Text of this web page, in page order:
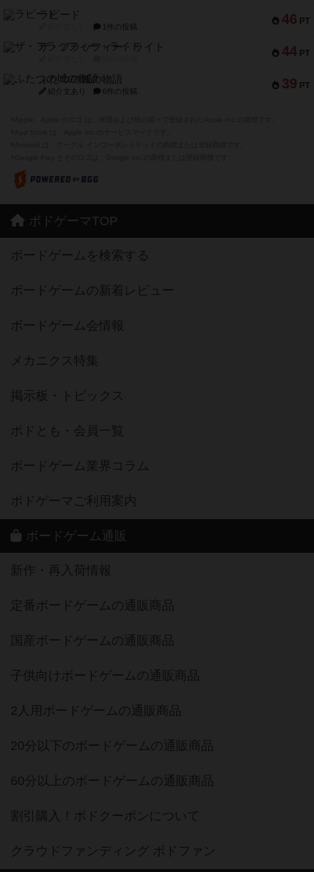
46 PT
ラピード
1件の投稿
44 PT
ザ・フラッフィー・ライト
39 PT
ふたつの城の物語
紹介文あり 6件の投稿
ボドゲーマTOP
ボードゲームを検索する
ボードゲームの新着レビュー
ボードゲーム会情報
メカニクス特集
掲示板・トピックス
ボドとも・会員一覧
ボードゲーム業界コラム
ボドゲーマご利用案内
ボードゲーム通販
新作・再入荷情報
定番ボードゲームの通販商品
国産ボードゲームの通販商品
子供向けボードゲームの通販商品
2人用ボードゲームの通販商品
20分以下のボードゲームの通販商品
60分以上のボードゲームの通販商品
割引購入！ボドクーポンについて
クラウドファンディング ボドファン